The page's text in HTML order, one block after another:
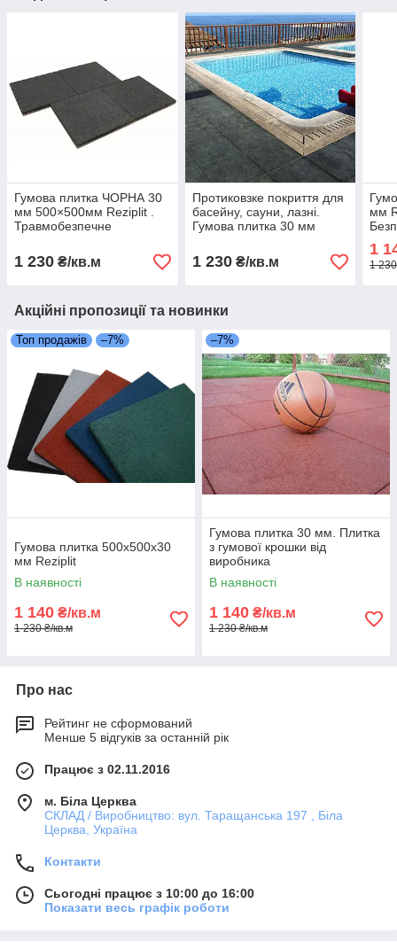
Гумова плитка ЧОРНА 30
мм 500×500мм Reziplit .
Травмобезпечне
1 230 ₴/кв.м
Протиковзке покриття для
басейну, сауни, лазні.
Гумова плитка 30 мм
1 230₴/кв.м
мм
1
1
Акційні пропозиції та новинки
Топ продажів –7%
Гумова плитка 500х500х30
мм Reziplit
В наявності
1 140 ₴/кв.м
1 230 ₴/кв.м
–7%
Гумова плитка 30 мм. Плитка
з гумової крошки від
виробника
В наявності
1 140 ₴/кв.м
1 230 ₴/кв.м
Про нас
Рейтинг не сформований
Менше 5 відгуків за останній рік
Працює з 02.11.2016
м. Біла Церква
СКЛАД / Виробництво: вул. Таращанська 197 , Біла
Церква, Україна
Контакти
Сьогодні працює з 10:00 до 16:00
Показати весь графік роботи